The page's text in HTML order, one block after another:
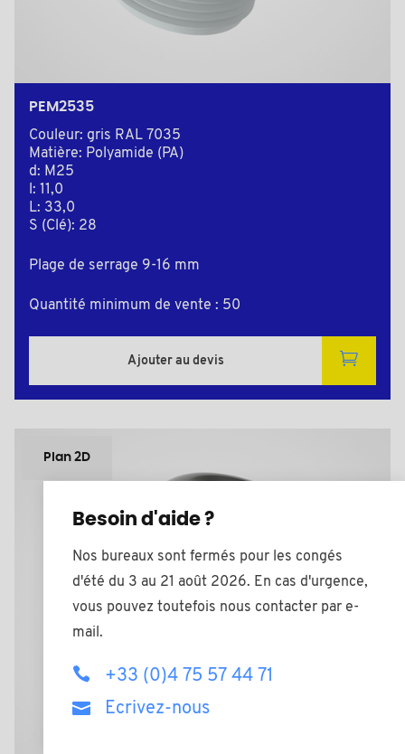
PEM2535
Couleur: gris RAL 7035
Matière: Polyamide (PA)
d: M25
l: 11,0
L: 33,0
S (Clé): 28
Plage de serrage 9-16 mm
Quantité minimum de vente : 50
Ajouter au devis
Plan 2D
Besoin d'aide ?
Nos bureaux sont fermés pour les congés
d'été du 3 au 21 août 2026. En cas d'urgence,
vous pouvez toutefois nous contacter par e-
mail.
+33 (0)4 75 57 44 71
Ecrivez-nous